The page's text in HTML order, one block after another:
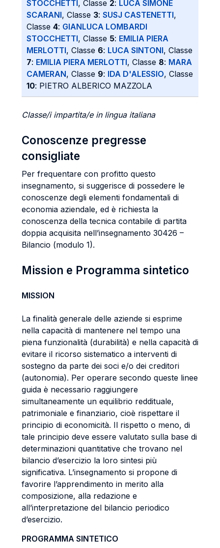
STOCCHETTI, Classe 2: LUCA SIMONE
SCARANI, Classe 3: SUSJ CASTENETTI,
Classe 4: GIANLUCA LOMBARDI
STOCCHETTI, Classe 5: EMILIA PIERA
MERLOTTI, Classe 6: LUCA SINTONI, Classe
7: EMILIA PIERA MERLOTTI, Classe 8: MARA
CAMERAN, Classe 9: IDA D'ALESSIO, Classe
10: PIETRO ALBERICO MAZZOLA
Classe/i impartita/e in lingua italiana
Conoscenze pregresse
consigliate
Per frequentare con profitto questo
insegnamento, si suggerisce di possedere le
conoscenze degli elementi fondamentali di
economia aziendale, ed è richiesta la
conoscenza della tecnica contabile di partita
doppia acquisita nell’insegnamento 30426 –
Bilancio (modulo 1).
Mission e Programma sintetico
MISSION
La finalità generale delle aziende si esprime
nella capacità di mantenere nel tempo una
piena funzionalità (durabilità) e nella capacità di
evitare il ricorso sistematico a interventi di
sostegno da parte dei soci e/o dei creditori
(autonomia). Per operare secondo queste linee
guida è necessario raggiungere
simultaneamente un equilibrio reddituale,
patrimoniale e finanziario, cioè rispettare il
principio di economicità. Il rispetto o meno, di
tale principio deve essere valutato sulla base di
determinazioni quantitative che trovano nel
bilancio d’esercizio la loro sintesi più
significativa. L’insegnamento si propone di
favorire l’apprendimento in merito alla
composizione, alla redazione e
all’interpretazione del bilancio periodico
d’esercizio.
PROGRAMMA SINTETICO